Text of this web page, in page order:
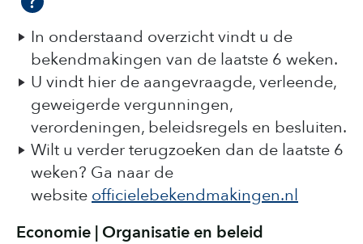
In onderstaand overzicht vindt u de
bekendmakingen van de laatste 6 weken.
U vindt hier de aangevraagde, verleende,
geweigerde vergunningen,
verordeningen, beleidsregels en besluiten.
Wilt u verder terugzoeken dan de laatste 6
weken? Ga naar de
website officielebekendmakingen.nl
Economie | Organisatie en beleid